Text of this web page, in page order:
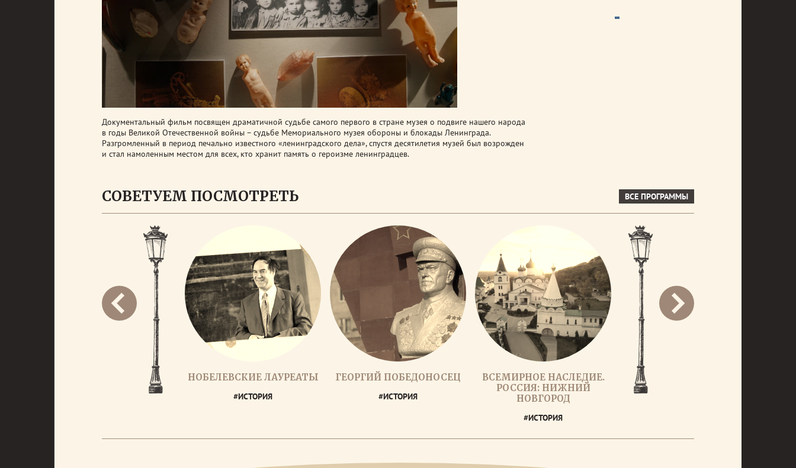
Документальный фильм посвящен драматичной судьбе самого первого в стране музея о подвиге нашего народа
в годы Великой Отечественной войны – судьбе Мемориального музея обороны и блокады Ленинграда.
Разгромленный в период печально известного «ленинградского дела», спустя десятилетия музей был возрожден
и стал намоленным местом для всех, кто хранит память о героизме ленинградцев.
СОВЕТУЕМ ПОСМОТРЕТЬ ВСЕ ПРОГРАММЫ
НОБЕЛЕВСКИЕ ЛАУРЕАТЫ
#ИСТОРИЯ
ГЕОРГИЙ ПОБЕДОНОСЕЦ
#ИСТОРИЯ
ВСЕМИРНОЕ НАСЛЕДИЕ.
РОССИЯ: НИЖНИЙ
НОВГОРОД
#ИСТОРИЯ